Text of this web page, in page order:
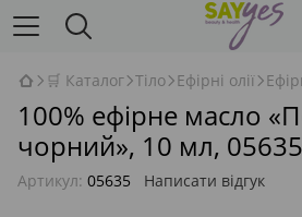
🛒 Каталог Тіло Ефірні олії
100% ефірне масло
чорний», 10 мл, 05635
Артикул: 05635 Написати відгук